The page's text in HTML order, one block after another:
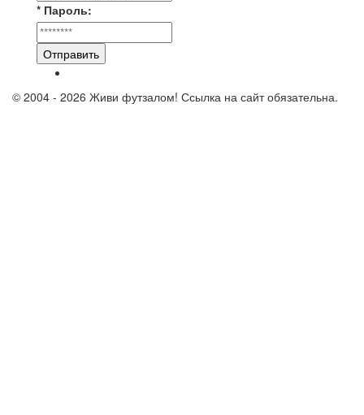
* Пароль:
Отправить
© 2004 - 2026 Живи футзалом! Ссылка на сайт обязательна.